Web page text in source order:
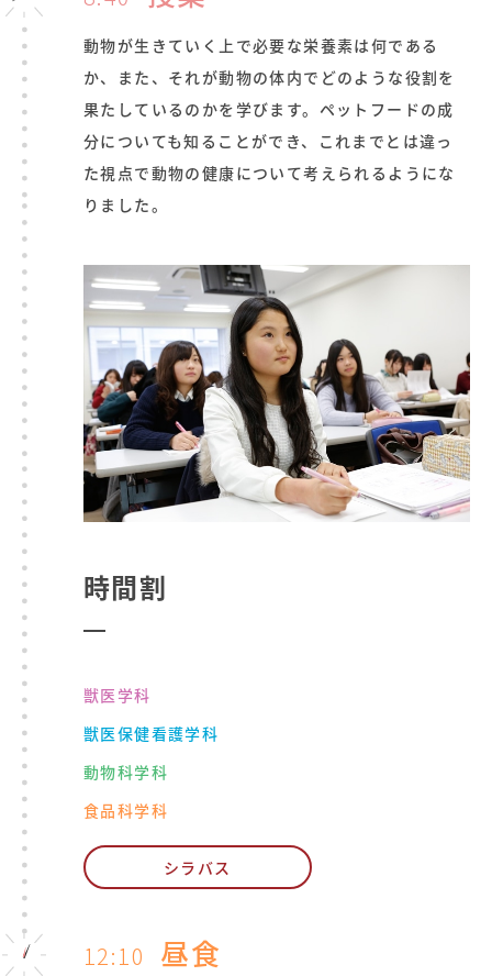
動物が生きていく上で必要な栄養素は何である
か、また、それが動物の体内でどのような役割を
果たしているのかを学びます。ペットフードの成
分についても知ることができ、これまでとは違っ
た視点で動物の健康について考えられるようにな
りました。
時間割
獣医学科
獣医保健看護学科
動物科学科
食品科学科
シラバス
12:10 昼食